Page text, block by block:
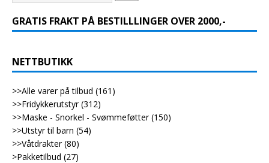
GRATIS FRAKT PÅ BESTILLLINGER OVER 2000,-
NETTBUTIKK
>>Alle varer på tilbud (161)
>>Fridykkerutstyr (312)
>>Maske - Snorkel - Svømmeføtter (150)
>>Utstyr til barn (54)
>>Våtdrakter (80)
>Pakketilbud (27)